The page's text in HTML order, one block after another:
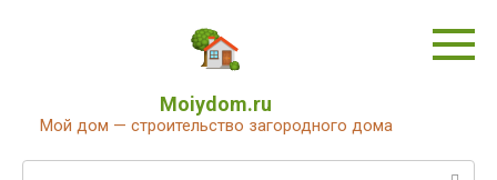
Moiydom.ru
Мой дом — строительство загородного дома